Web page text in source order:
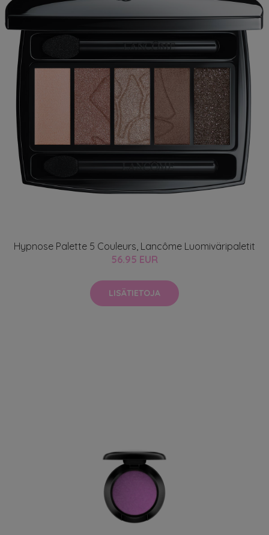
Hypnose Palette 5 Couleurs, Lancôme Luomiväripaletit
56.95 EUR
LISÄTIETOJA